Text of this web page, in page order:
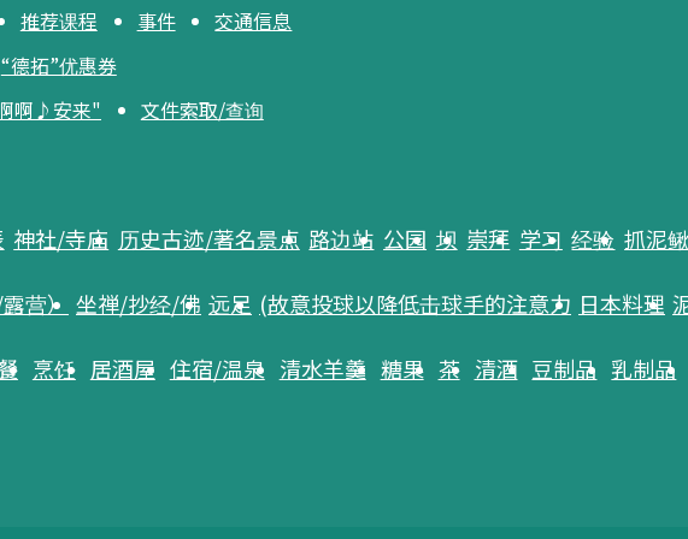
推荐课程 事件
交通信息
“德拓”优惠券
啊♪安来"
文件索取/查询
神社/寺庙 历史古迹/著名景点 路边站 公园 坝 崇拜 学习 经验 抓泥
营） 坐禅/抄经/佛 远足 (故意投球以降低击球手的注意力 日本料理
烹饪 居酒屋 住宿/温泉 清水羊羹 糖果 茶 清酒 豆制品 乳制品